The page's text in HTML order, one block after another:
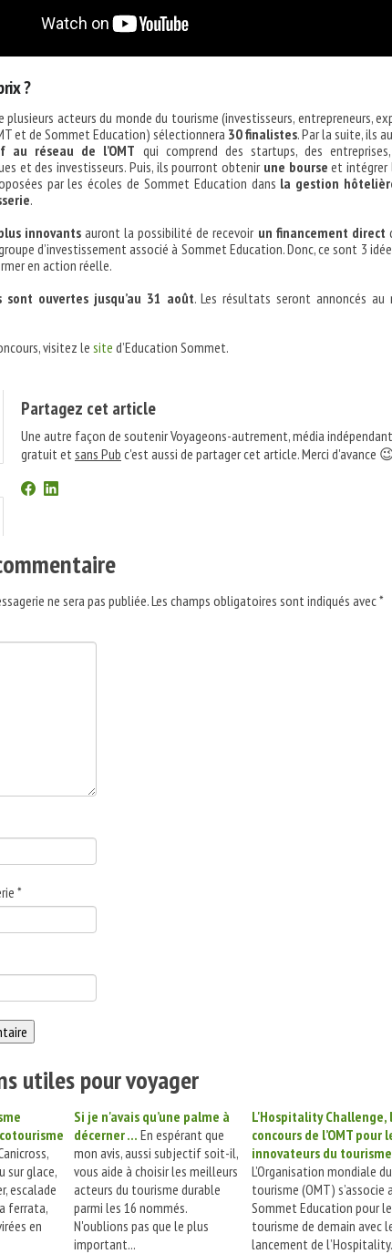
?
plusieurs acteurs du monde du tourisme (investisseurs, entrepreneurs,
et de Sommet Education) sélectionnera 30 finalistes. Par la suite, ils
au réseau de l’OMT qui comprend des startups, des
et des investisseurs. Puis, ils pourront obtenir une bourse et intégrer
par les écoles de Sommet Education dans la gestion
.
innovantsauront la possibilité de recevoir un financement direct
d’investissement associé à Sommet Education. Donc, ce sont 3
en action réelle.
sont ouvertes jusqu’au 31 août. Les résultats seront annoncés au
visitez le site d’Education Sommet.
Partagez cet article
Une autre façon de soutenir Voyageons-autrement, média
gratuit etsans Pub c'est aussi de partager cet article. Merci d'avance
ne sera pas publiée.Les champs obligatoires sont indiqués avec*
*
utiles pour voyager
sur glace,
escalade
ferrata,
en
Si je n'avais qu’une palme à
décerner ... En espérant que
mon avis, aussi subjectif soit-il,
vous aide à choisir les meilleurs
acteurs du tourisme durable
parmi les 16 nommés.
N'oublions pas que le plus
important...
L'Hospitality Challenge,
concours de l’OMT pour
innovateurs du tourisme
L’Organisation mondiale du
tourisme (OMT) s’associe
Sommet Education pour le
tourisme de demain avec
lancement de